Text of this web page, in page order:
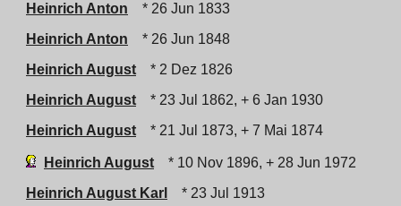
Heinrich Anton
* 26 Jun 1833
Heinrich Anton
* 26 Jun 1848
Heinrich August
* 2 Dez 1826
Heinrich August
* 23 Jul 1862, + 6 Jan 1930
Heinrich August
* 21 Jul 1873, + 7 Mai 1874
Heinrich August
* 10 Nov 1896, + 28 Jun 1972
Heinrich August Karl
* 23 Jul 1913